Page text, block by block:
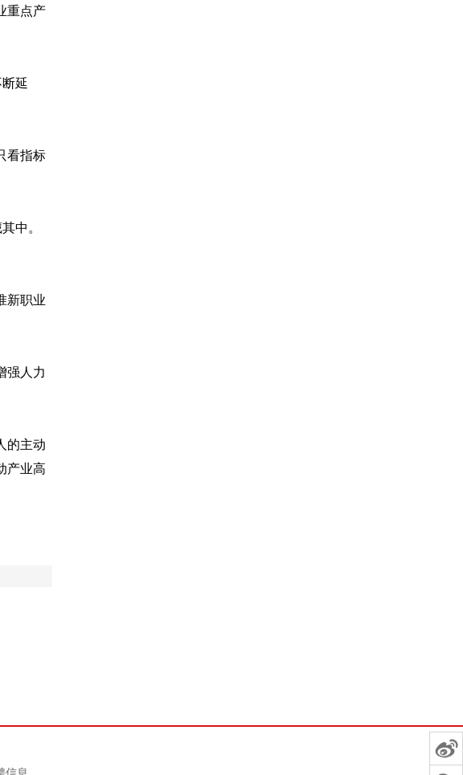
重点产
延
看指标
中。
新职业
强人力
的主动
产业高